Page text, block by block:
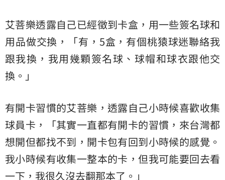
艾菩樂透露自己已經徵到卡盒，用一些簽名球和
用品做交換，「有，5盒，有個桃猿球迷聯絡我
跟我換，我用幾顆簽名球、球帽和球衣跟他交
換。」
有開卡習慣的艾菩樂，透露自己小時候喜歡收集
球員卡，「其實一直都有開卡的習慣，來台灣都
想開但都找不到，開卡包有回到小時候的感覺。
我小時候有收集一整本的卡，但我可能要回去看
一下，我很久沒去翻那本了。」